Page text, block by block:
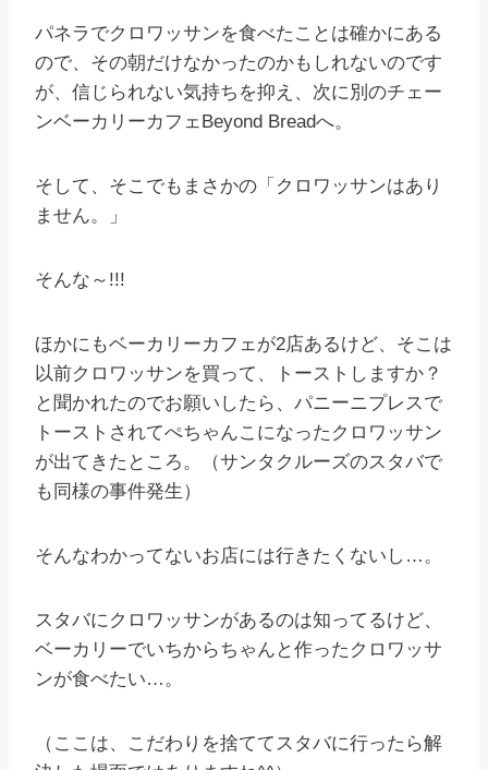
パネラでクロワッサンを食べたことは確かにある
ので、その朝だけなかったのかもしれないのです
が、信じられない気持ちを抑え、次に別のチェー
ンベーカリーカフェBeyond Breadへ。
そして、そこでもまさかの「クロワッサンはあり
ません。」
そんな～!!!
ほかにもベーカリーカフェが2店あるけど、そこは
以前クロワッサンを買って、トーストしますか？
と聞かれたのでお願いしたら、パニーニプレスで
トーストされてぺちゃんこになったクロワッサン
が出てきたところ。（サンタクルーズのスタバで
も同様の事件発生）
そんなわかってないお店には行きたくないし…。
スタバにクロワッサンがあるのは知ってるけど、
ベーカリーでいちからちゃんと作ったクロワッサ
ンが食べたい…。
（ここは、こだわりを捨ててスタバに行ったら解